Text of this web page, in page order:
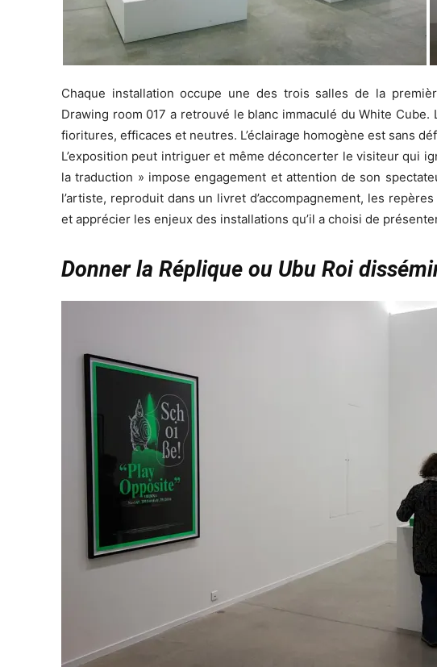
Chaque installation occupe une des trois salles de la
Drawing room 017 a retrouvé le blanc immaculé du White Cube.
fioritures, efficaces et neutres. L’éclairage homogène est sans
L’exposition peut intriguer et même déconcerter le visiteur qui
la traduction » impose engagement et attention de son
l’artiste, reproduit dans un livret d’accompagnement, les
et apprécier les enjeux des installations qu’il a choisi de
Donner la Réplique ou Ubu Roi